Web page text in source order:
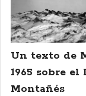
Un texto de
1965 sobre el
Montañés